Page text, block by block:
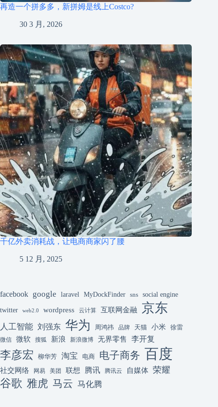
再造一个拼多多，新拼姆是线上Costco?
30 3 月, 2026
千亿外卖消耗战，让电商商家闪了腰
5 12 月, 2025
facebook google laravel MyDockFinder sns social engine
twitter web2.0 wordpress 云计算 互联网金融 京东
人工智能 刘强东 华为 周鸿祎 品牌 天猫 小米 徐雷
微信 微软 搜狐 新浪 新浪微博 无界零售 李开复
李彦宏 柳华芳 淘宝 电商 电子商务 百度
社交网络 网易 美团 联想 腾讯 腾讯云 自媒体 荣耀
谷歌 雅虎 马云 马化腾